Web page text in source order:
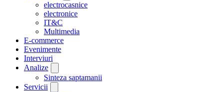
electrocasnice
electronice
IT&C
Multimedia
E-commerce
Evenimente
Interviuri
Analize
Sinteza saptamanii
Servicii